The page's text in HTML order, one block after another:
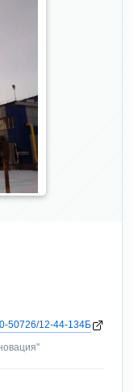
50726/12-44-134Б